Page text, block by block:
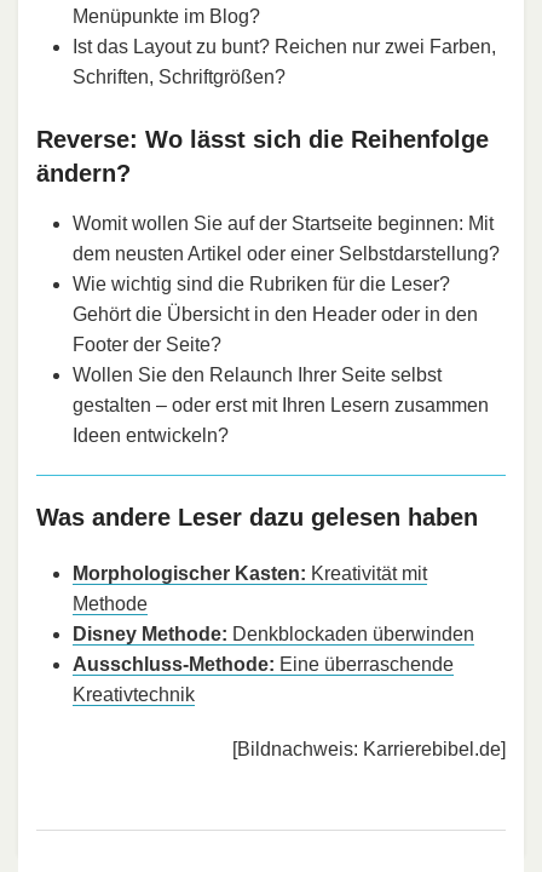
Menüpunkte im Blog?
Ist das Layout zu bunt? Reichen nur zwei Farben,
Schriften, Schriftgrößen?
Reverse: Wo lässt sich die Reihenfolge
ändern?
Womit wollen Sie auf der Startseite beginnen: Mit
dem neusten Artikel oder einer Selbstdarstellung?
Wie wichtig sind die Rubriken für die Leser?
Gehört die Übersicht in den Header oder in den
Footer der Seite?
Wollen Sie den Relaunch Ihrer Seite selbst
gestalten – oder erst mit Ihren Lesern zusammen
Ideen entwickeln?
Was andere Leser dazu gelesen haben
Morphologischer Kasten: Kreativität mit
Methode
Disney Methode: Denkblockaden überwinden
Ausschluss-Methode: Eine überraschende
Kreativtechnik
[Bildnachweis: Karrierebibel.de]